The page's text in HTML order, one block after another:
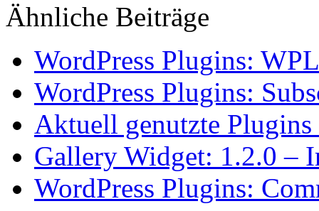
Ähnliche Beiträge
WordPress Plugins:
WordPress Plugins:
Aktuell genutzte
Gallery Widget: 1.2.0 –
WordPress Plugins: